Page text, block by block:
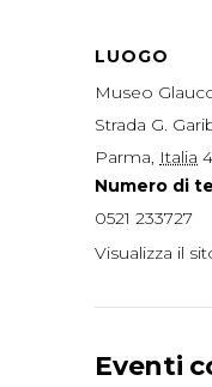
LUOGO
Museo
Strada G.
Parma Italia
Numero di
0521 233727
Visualizza il
Eventi